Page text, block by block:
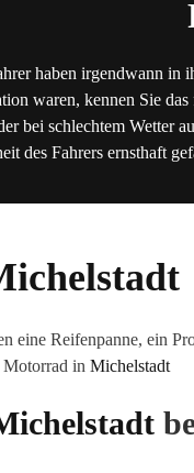
haben irgendwann in
waren, kennen Sie
bei schlechtem Wetter
des Fahrers ernsthaft
eine Reifenpanne, ein
in Michelstadt